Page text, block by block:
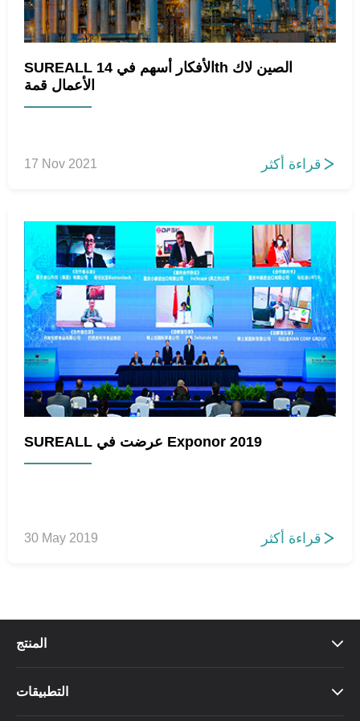
SUREALL الأفكار أسهم في 14th الصين لاك
الأعمال قمة
17 Nov 2021 قراءة أكثر 
SUREALL عرضت في Exponor 2019
30 May 2019 قراءة أكثر 
المنتج 
التطبيقات 